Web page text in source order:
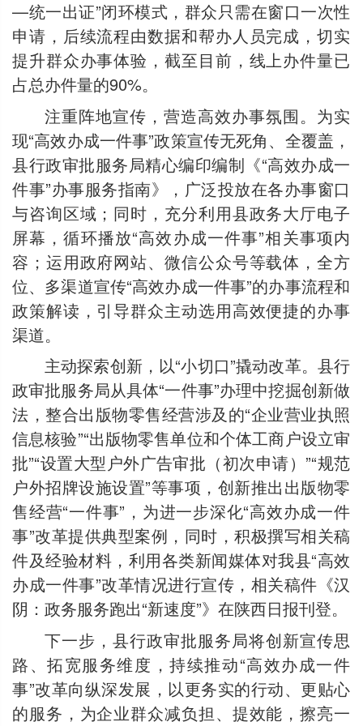
—统一出证”闭环模式，群众只需在窗口一次性
申请，后续流程由数据和帮办人员完成，切实
提升群众办事体验，截至目前，线上办件量已
占总办件量的90%。
注重阵地宣传，营造高效办事氛围。为实
现“高效办成一件事”政策宣传无死角、全覆盖，
县行政审批服务局精心编印编制《“高效办成一
件事”办事服务指南》，广泛投放在各办事窗口
与咨询区域；同时，充分利用县政务大厅电子
屏幕，循环播放“高效办成一件事”相关事项内
容；运用政府网站、微信公众号等载体，全方
位、多渠道宣传“高效办成一件事”的办事流程和
政策解读，引导群众主动选用高效便捷的办事
渠道。
主动探索创新，以“小切口”撬动改革。县行
政审批服务局从具体“一件事”办理中挖掘创新做
法，整合出版物零售经营涉及的“企业营业执照
信息核验”“出版物零售单位和个体工商户设立审
批”“设置大型户外广告审批（初次申请）”“规范
户外招牌设施设置”等事项，创新推出出版物零
售经营“一件事”，为进一步深化“高效办成一件
事”改革提供典型案例，同时，积极撰写相关稿
件及经验材料，利用各类新闻媒体对我县“高效
办成一件事”改革情况进行宣传，相关稿件《汉
阴：政务服务跑出“新速度”》在陕西日报刊登。
下一步，县行政审批服务局将创新宣传思
路、拓宽服务维度，持续推动“高效办成一件
事”改革向纵深发展，以更务实的行动、更贴心
的服务，为企业群众减负担、提效能，擦亮一